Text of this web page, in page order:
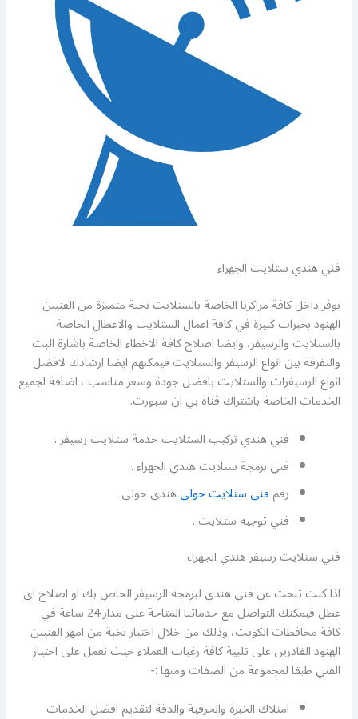
فني هندي ستلايت الجهراء
نوفر داخل كافة مراكزنا الخاصة بالستلايت نخبة متميزة من الفنيين
الهنود بخبرات كبيرة في كافة اعمال الستلايت والاعطال الخاصة
بالستلايت والرسيفر، وايضا اصلاح كافة الاخطاء الخاصة باشارة البث
والتفرقة بين انواع الرسيفر والستلايت فيمكنهم ايضا ارشادك لافضل
انواع الرسيفرات والستلايت بافضل جودة وسعر مناسب ، اضافة لجميع
الخدمات الخاصة باشتراك قناة بي ان سبورت.
فني هندي تركيب الستلايت خدمة ستلايت رسيفر .
فني برمجة ستلايت هندي الجهراء .
رقمفني ستلايت حوليهندي حولي .
فني توجيه ستلايت .
فني ستلايت رسيفر هندي الجهراء
اذا كنت تبحث عن فني هندي لبرمجة الرسيفر الخاص بك او اصلاح اي
عطل فيمكنك التواصل مع خدماتنا المتاحة على مدار 24 ساعة في
كافة محافظات الكويت، وذلك من خلال اختيار نخبة من امهر الفنيين
الهنود القادرين على تلبية كافة رغبات العملاء حيث نعمل على اختيار
الفني طبقا لمجموعة من الصفات ومنها :-
امتلاك الخبرة والحرفية والدقة لتقديم افضل الخدمات